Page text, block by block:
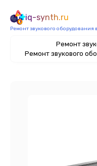
iq-synth.ru
Ремонт звукового оборудования
Ремонт
Ремонт звукового